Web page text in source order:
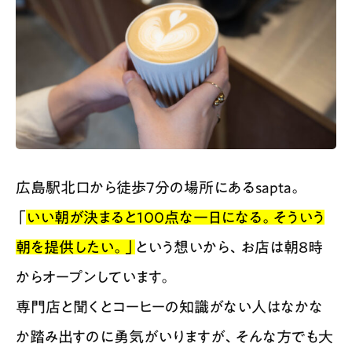
広島駅北口から徒歩7分の場所にあるsapta。
「 いい朝が決まると100点な一日になる。そういう
朝を提供したい。」
という想いから、お店は朝8時
からオープンしています。
専門店と聞くとコーヒーの知識がない人はなかな
か踏み出すのに勇気がいりますが、そんな方でも大